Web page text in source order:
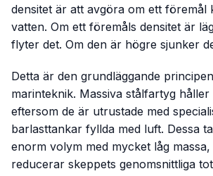
densitet är att avgöra om ett föremål
vatten. Om ett föremåls densitet är
flyter det. Om den är högre sjunker
Detta är den grundläggande
marinteknik. Massiva stålfartyg håller
eftersom de är utrustade med
barlasttankar fyllda med luft. Dessa
enorm volym med mycket låg
reducerar skeppets genomsnittliga